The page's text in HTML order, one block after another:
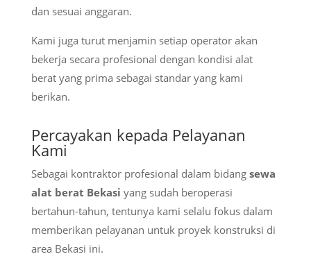
dan sesuai anggaran.
Kami juga turut menjamin setiap operator akan
bekerja secara profesional dengan kondisi alat
berat yang prima sebagai standar yang kami
berikan.
Percayakan kepada Pelayanan
Kami
Sebagai kontraktor profesional dalam bidang sewa
alat berat Bekasi yang sudah beroperasi
bertahun-tahun, tentunya kami selalu fokus dalam
memberikan pelayanan untuk proyek konstruksi di
area Bekasi ini.